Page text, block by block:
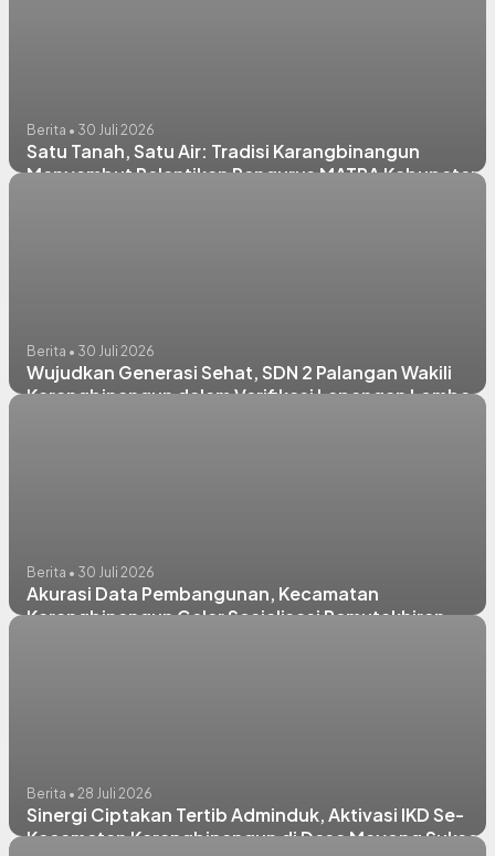
Berita • 30 Juli 2026
Satu Tanah, Satu Air: Tradisi Karangbinangun
Menyambut Pelantikan Pengurus MATRA Kabupaten
Berita • 30 Juli 2026
Wujudkan Generasi Sehat, SDN 2 Palangan Wakili
Karangbinangun dalam Verifikasi Lapangan Lomba
Berita • 30 Juli 2026
Akurasi Data Pembangunan, Kecamatan
Karangbinangun Gelar Sosialisasi Pemutakhiran
Berita • 28 Juli 2026
Sinergi Ciptakan Tertib Adminduk, Aktivasi IKD Se-
Kecamatan Karangbinangun di Desa Mayong Sukses